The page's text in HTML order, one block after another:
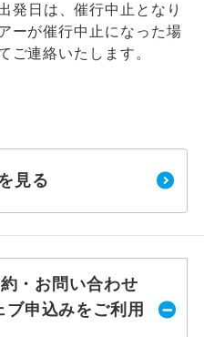
発日は、催行中止となり
ーが催行中止になった場
ご連絡いたします。
見る
・お問い合わせ
ブ申込みをご利用